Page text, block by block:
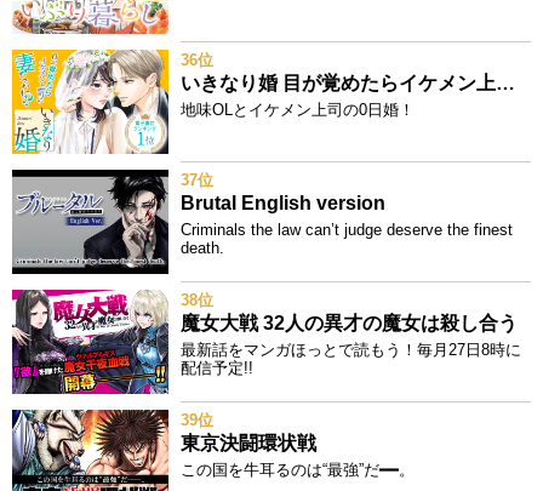
36位
いきなり婚 目が覚めたらイケメン上司の妻だった!?
地味OLとイケメン上司の0日婚！
37位
Brutal English version
Criminals the law can’t judge deserve the finest
death.
38位
魔女大戦 32人の異才の魔女は殺し合う
最新話をマンガほっとで読もう！毎月27日8時に
配信予定!!
39位
東京決闘環状戦
この国を牛耳るのは“最強”だ━━。